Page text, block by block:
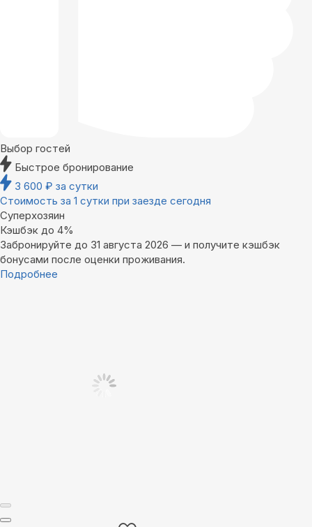
Выбор гостей
Быстрое бронирование
3 600 ₽ за сутки
Стоимость за 1 сутки при заезде сегодня
Суперхозяин
Кэшбэк до 4%
Забронируйте до 31 августа 2026 — и получите кэшбэк
бонусами после оценки проживания.
Подробнее